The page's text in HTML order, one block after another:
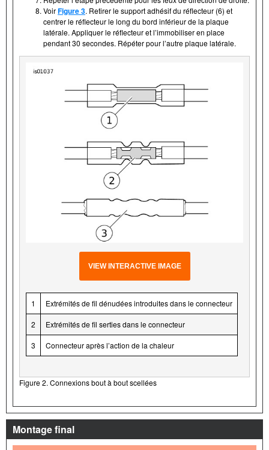
VoirFigure 3. Retirer le support adhésif du réflecteur (6) et
centrer le réflecteur le long du bord inférieur de la plaque
latérale. Appliquer le réflecteur et l’immobiliser en place
pendant 30 secondes. Répéter pour l’autre plaque latérale.
VIEW INTERACTIVE IMAGE
1 Extrémités de fil dénudées introduites dans le connecteur
2 Extrémités de fil serties dans le connecteur
3 Connecteur après l’action de la chaleur
Figure 2. Connexions bout à bout scellées
Montage final